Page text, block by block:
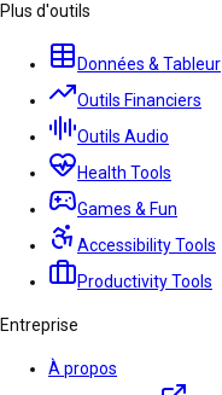
Plus d'outils
Données & Tableur
Outils Financiers
Outils Audio
Health Tools
Games & Fun
Accessibility Tools
Productivity Tools
Entreprise
À propos